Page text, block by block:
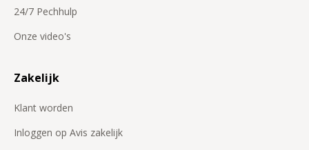
24/7 Pechhulp
Onze video's
Zakelijk
Klant worden
Inloggen op Avis zakelijk